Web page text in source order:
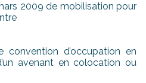
2009 de mobilisation pour
convention d’occupation en
avenant en colocation ou